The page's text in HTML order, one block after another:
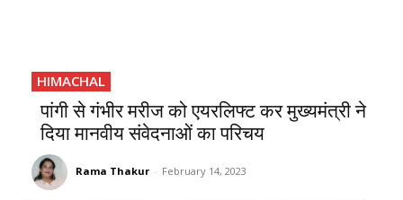
HIMACHAL
पांगी से गंभीर मरीज को एयरलिफ्ट कर मुख्यमंत्री ने
दिया मानवीय संवेदनाओं का परिचय
Rama Thakur - February 14, 2023